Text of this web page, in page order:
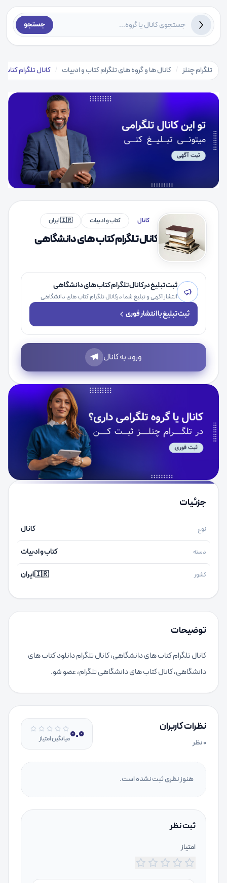
جستجو
تلگرام چنلز / کانال ها و گروه های تلگرام کتاب و ادبیات / کانال تلگرام
کانال کتاب و ادبیات 🇮🇷 ایران
کانال تلگرام کتاب های دانشگاهی
ثبت تبلیغ درکانال تلگرام کتاب های دانشگاهی
انتشار آگهی و تبلیغ شما درکانال تلگرام کتاب های دانشگاهی
ثبت تبلیغ با انتشار فوری
ورود به کانال
جزئیات
نوع کانال
دسته کتاب و ادبیات
کشور 🇮🇷 ایران
توضیحات
کانال تلگرام کتاب های دانشگاهی، کانال تلگرام دانلود کتاب های
دانشگاهی، کانال کتاب های دانشگاهی تلگرام، عضو شو.
نظرات کاربران
۰نظر 0.0میانگین امتیاز
هنوز نظری ثبت نشده است.
ثبت نظر
امتیاز